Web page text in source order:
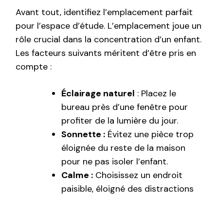
Avant tout, identifiez l’emplacement parfait
pour l’espace d’étude. L’emplacement joue un
rôle crucial dans la concentration d’un enfant.
Les facteurs suivants méritent d’être pris en
compte :
Éclairage naturel : Placez le
bureau près d’une fenêtre pour
profiter de la lumière du jour.
Sonnette : Évitez une pièce trop
éloignée du reste de la maison
pour ne pas isoler l’enfant.
Calme : Choisissez un endroit
paisible, éloigné des distractions